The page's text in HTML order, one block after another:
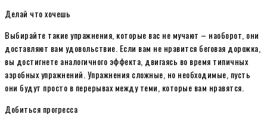
Делай что хочешь
Выбирайте такие упражнения, которые вас не мучают – наоборот, они
доставляют вам удовольствие. Если вам не нравится беговая дорожка,
вы достигнете аналогичного эффекта, двигаясь во время типичных
аэробных упражнений. Упражнения сложные, но необходимые, пусть
они будут просто в перерывах между теми, которые вам нравятся.
Добиться прогресса